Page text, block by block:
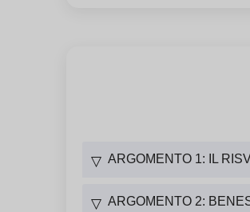
▽ ARGOMENTO 1: IL
▽ ARGOMENTO 2: